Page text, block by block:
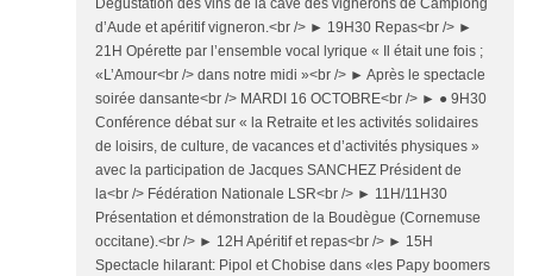
Dégustation des vins de la cave des vignerons de Camplong
d’Aude et apéritif vigneron.<br /> ► 19H30 Repas<br /> ►
21H Opérette par l’ensemble vocal lyrique « Il était une fois ;
«L’Amour<br /> dans notre midi »<br /> ► Après le spectacle
soirée dansante<br /> MARDI 16 OCTOBRE<br /> ► ● 9H30
Conférence débat sur « la Retraite et les activités solidaires
de loisirs, de culture, de vacances et d’activités physiques »
avec la participation de Jacques SANCHEZ Président de
la<br /> Fédération Nationale LSR<br /> ► 11H/11H30
Présentation et démonstration de la Boudègue (Cornemuse
occitane).<br /> ► 12H Apéritif et repas<br /> ► 15H
Spectacle hilarant: Pipol et Chobise dans «les Papy boomers